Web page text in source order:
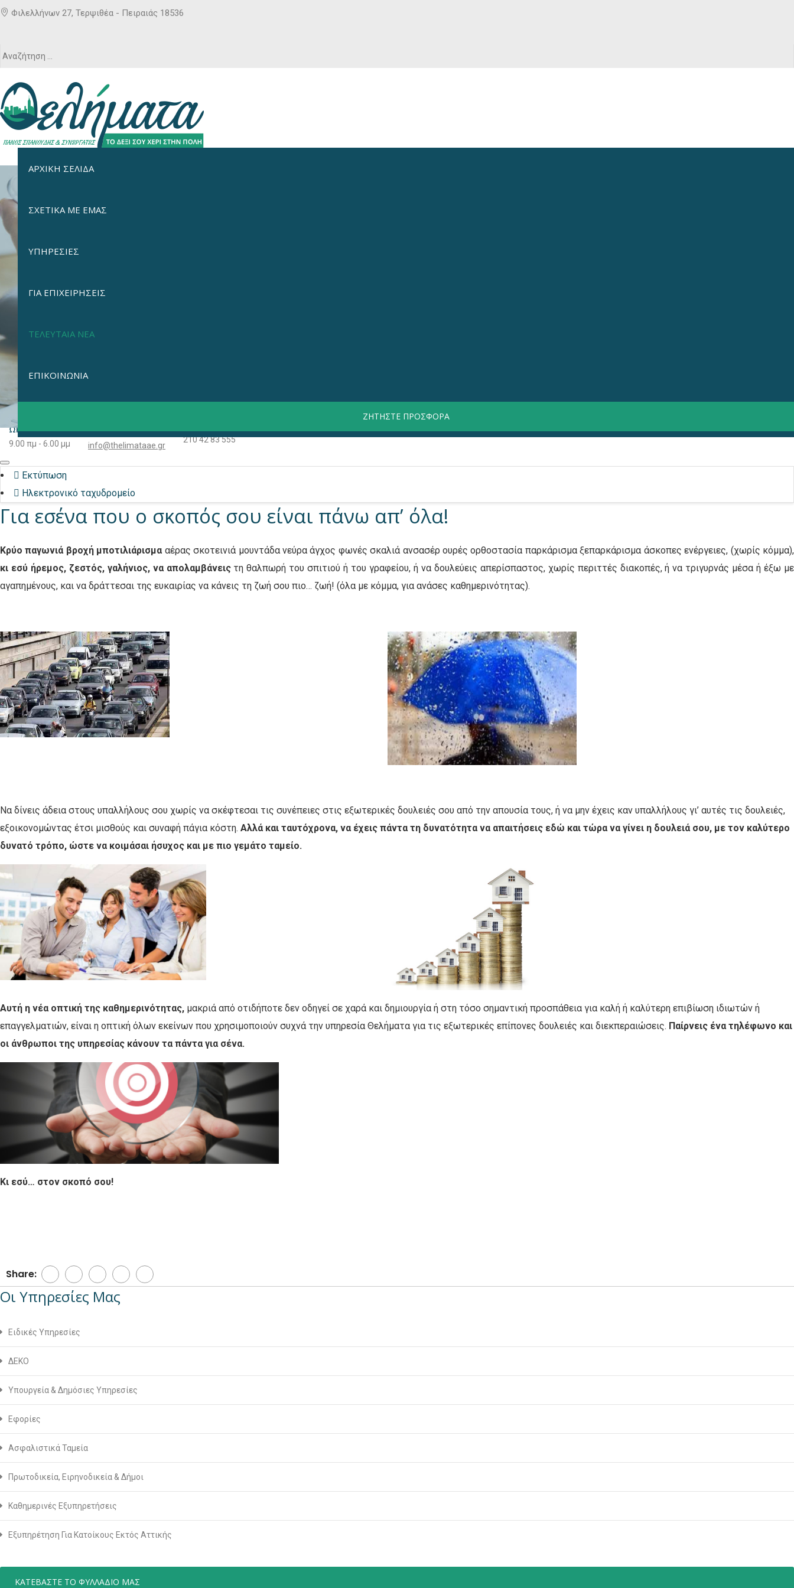
Φιλελλήνων 27, Τερψιθέα - Πειραιάς 18536
ΩΡΑΡΙΟ
9.00 πμ - 6.00 μμ
E-MAIL
info@thelimataae.gr
210 42 83 555
ΑΡΧΙΚΗ ΣΕΛΙΔΑ
ΣΧΕΤΙΚΑ ΜΕ ΕΜΑΣ
ΥΠΗΡΕΣΙΕΣ
ΓΙΑ ΕΠΙΧΕΙΡΗΣΕΙΣ
ΤΕΛΕΥΤΑΙΑ ΝΕΑ
ΕΠΙΚΟΙΝΩΝΙΑ
ΖΗΤΗΣΤΕ ΠΡΟΣΦΟΡΑ
Εκτύπωση
Ηλεκτρονικό ταχυδρομείο
Για εσένα που ο σκοπός σου είναι πάνω απ’ όλα!
Κρύο παγωνιά βροχή μποτιλιάρισμααέρας σκοτεινιά μουντάδα νεύρα άγχος φωνές σκαλιά ανσασέρ ουρές ορθοστασία παρκάρισμα ξεπαρκάρισμα άσκοπες ενέργειες, (χωρίς κόμμα),
κι εσύ ήρεμος, ζεστός, γαλήνιος, να απολαμβάνειςτη θαλπωρή του σπιτιού ή του γραφείου, ή να δουλεύεις απερίσπαστος, χωρίς περιττές διακοπές, ή να τριγυρνάς μέσα ή έξω με
αγαπημένους, και να δράττεσαι της ευκαιρίας να κάνεις τη ζωή σου πιο… ζωή! (όλα με κόμμα, για ανάσες καθημερινότητας).
Να δίνεις άδεια στους υπαλλήλους σου χωρίς να σκέφτεσαι τις συνέπειες στις εξωτερικές δουλειές σου από την απουσία τους, ή να μην έχεις καν υπαλλήλους γι’ αυτές τις δουλειές,
εξοικονομώντας έτσι μισθούς και συναφή πάγια κόστη. Αλλά και ταυτόχρονα, να έχεις πάντα τη δυνατότητα να απαιτήσεις εδώ και τώρα να γίνει η δουλειά σου, με τον καλύτερο
δυνατό τρόπο, ώστε να κοιμάσαι ήσυχος και με πιο γεμάτο ταμείο.
Αυτή η νέα οπτική της καθημερινότητας, μακριά από οτιδήποτε δεν οδηγεί σε χαρά και δημιουργία ή στη τόσο σημαντική προσπάθεια για καλή ή καλύτερη επιβίωση ιδιωτών ή
επαγγελματιών, είναι η οπτική όλων εκείνων που χρησιμοποιούν συχνά την υπηρεσία Θελήματα για τις εξωτερικές επίπονες δουλειές και διεκπεραιώσεις. Παίρνεις ένα τηλέφωνο και
οι άνθρωποι της υπηρεσίας κάνουν τα πάντα για σένα.
Κι εσύ… στον σκοπό σου!
Share:
Οι Υπηρεσίες Μας
Ειδικές Υπηρεσίες
ΔΕΚΟ
Υπουργεία & Δημόσιες Υπηρεσίες
Εφορίες
Ασφαλιστικά Ταμεία
Πρωτοδικεία, Ειρηνοδικεία & Δήμοι
Καθημερινές Εξυπηρετήσεις
Εξυπηρέτηση Για Κατοίκους Εκτός Αττικής
ΚΑΤΕΒΑΣΤΕ ΤΟ ΦΥΛΛΑΔΙΟ ΜΑΣ